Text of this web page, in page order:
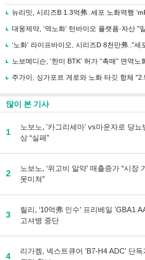
로
기
사
유
기
뉴리밋, 시리즈B 1.3억弗..세포 노화역행
대웅제약, ‘역노화' 턴바이오 플랫폼·자산 "
‘노화’ 라이프바이오, 시리즈D 8천만弗.."세
노보메디슨, '한미 BTK' 허가 "촉매" 면역노
주가이, 싱가포르 게로와 노화 타깃 항체
많이 본 기사
1
노보노, '카그리세마' vs마운자로 당뇨
상 “실패”
2
노보노, ‘위고비 알약’ 매출증가 “시장
못미쳐”
3
릴리, ‘10억弗 인수’ 프리베일 'GBA1
고셔병 중단
4
리가켐, 넥스트큐어 'B7-H4 ADC' 단독